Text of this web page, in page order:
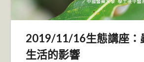
2019/11/16生態講座：
生活的影響